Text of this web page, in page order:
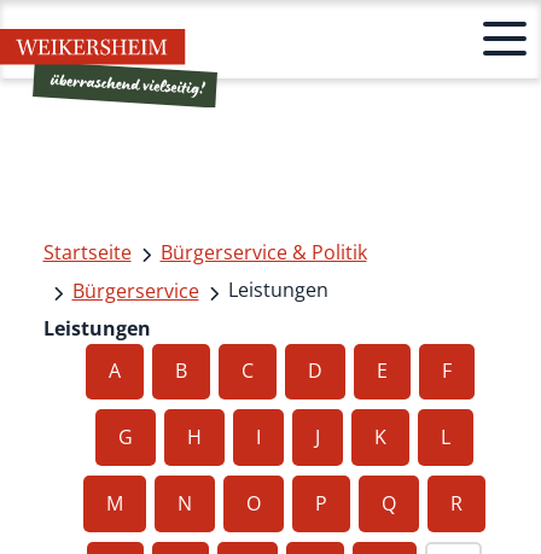
Startseite
Bürgerservice & Politik
Bürgerservice
Leistungen
Leistungen
A
B C D E F
G H I J K L
M N O P Q R